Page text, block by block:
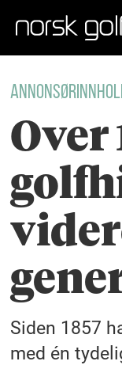
Over
Siden 1857
med én